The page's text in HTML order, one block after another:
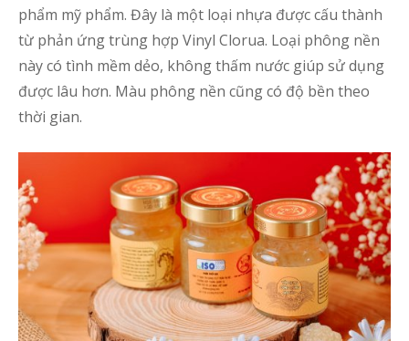
phẩm mỹ phẩm. Đây là một loại nhựa được cấu thành
từ phản ứng trùng hợp Vinyl Clorua. Loại phông nền
này có tình mềm dẻo, không thấm nước giúp sử dụng
được lâu hơn. Màu phông nền cũng có độ bền theo
thời gian.